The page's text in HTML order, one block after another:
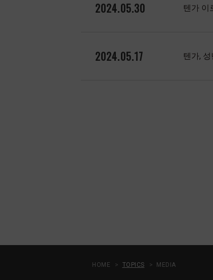
2024.05.30 텐가 이
2024.05.17 텐가,
HOME TOPICS MEDIA